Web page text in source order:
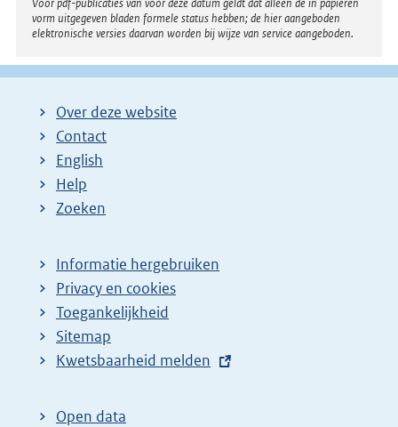
vorm uitgegeven bladen formele status hebben; de hier aangeboden
elektronische versies daarvan worden bij wijze van service aangeboden.
Over deze website
Contact
English
Help
Zoeken
Informatie hergebruiken
Privacy en cookies
Toegankelijkheid
Sitemap
E
t
Kwetsbaarheid melden
Open data